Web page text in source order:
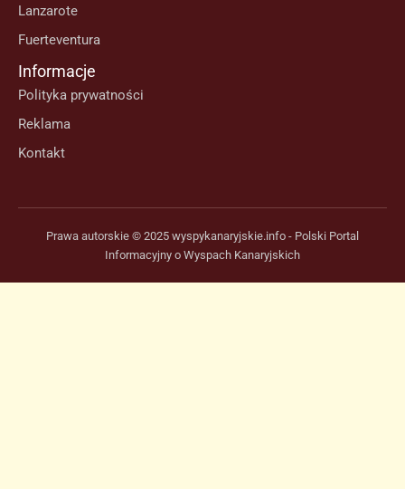
Lanzarote
Fuerteventura
Informacje
Polityka prywatności
Reklama
Kontakt
Prawa autorskie © 2025 wyspykanaryjskie.info - Polski Portal
Informacyjny o Wyspach Kanaryjskich